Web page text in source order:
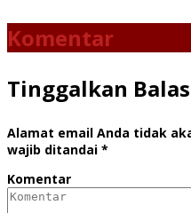
Komentar
Tinggalkan
Alamat email Anda tidak
wajib ditandai *
Komentar